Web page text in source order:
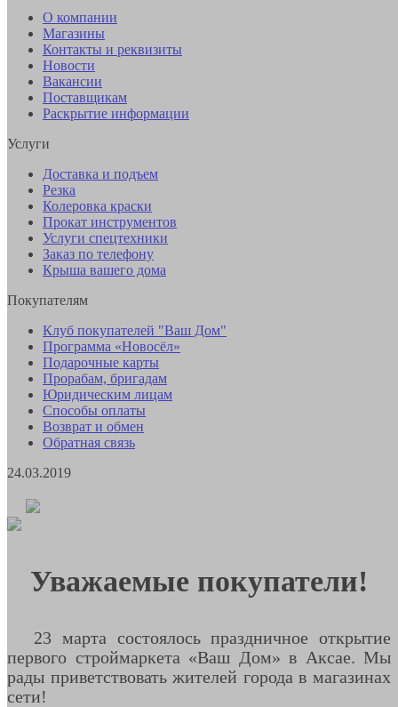
О компании
Магазины
Контакты и реквизиты
Новости
Вакансии
Поставщикам
Раскрытие информации
Услуги
Доставка и подъем
Резка
Колеровка краски
Прокат инструментов
Услуги спецтехники
Заказ по телефону
Крыша вашего дома
Покупателям
Клуб покупателей "Ваш Дом"
Программа «Новосёл»
Подарочные карты
Прорабам, бригадам
Юридическим лицам
Способы оплаты
Возврат и обмен
Обратная связь
24.03.2019
Уважаемые покупатели!
23 марта состоялось праздничное открытие
первого строймаркета «Ваш Дом» в Аксае. Мы
рады приветствовать жителей города в магазинах
сети!